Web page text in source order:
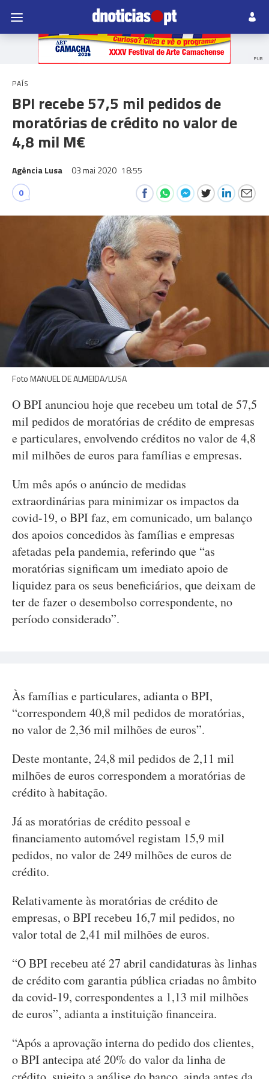
PUB
PAÍS
BPI recebe 57,5 mil pedidos de
moratórias de crédito no valor de
4,8 mil M€
Agência Lusa 03 mai 2020 18:55
0
Foto MANUEL DE ALMEIDA/LUSA
O BPI anunciou hoje que recebeu um total de 57,5
mil pedidos de moratórias de crédito de empresas
e particulares, envolvendo créditos no valor de 4,8
mil milhões de euros para famílias e empresas.
Um mês após o anúncio de medidas
extraordinárias para minimizar os impactos da
covid-19, o BPI faz, em comunicado, um balanço
dos apoios concedidos às famílias e empresas
afetadas pela pandemia, referindo que “as
moratórias significam um imediato apoio de
liquidez para os seus beneficiários, que deixam de
ter de fazer o desembolso correspondente, no
período considerado”.
Às famílias e particulares, adianta o BPI,
“correspondem 40,8 mil pedidos de moratórias,
no valor de 2,36 mil milhões de euros”.
Deste montante, 24,8 mil pedidos de 2,11 mil
milhões de euros correspondem a moratórias de
crédito à habitação.
Já as moratórias de crédito pessoal e
financiamento automóvel registam 15,9 mil
pedidos, no valor de 249 milhões de euros de
crédito.
Relativamente às moratórias de crédito de
empresas, o BPI recebeu 16,7 mil pedidos, no
valor total de 2,41 mil milhões de euros.
“O BPI recebeu até 27 abril candidaturas às linhas
de crédito com garantia pública criadas no âmbito
da covid-19, correspondentes a 1,13 mil milhões
de euros”, adianta a instituição financeira.
“Após a aprovação interna do pedido dos clientes,
o BPI antecipa até 20% do valor da linha de